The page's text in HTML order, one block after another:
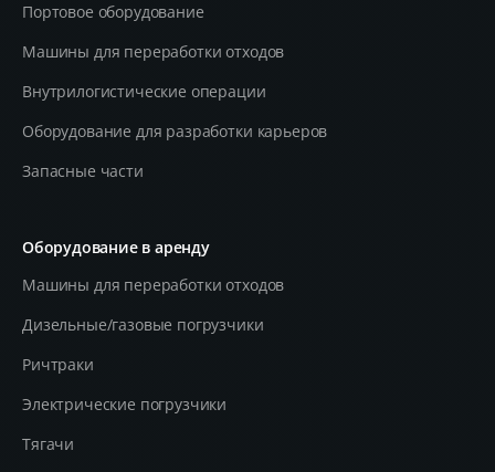
Портовое оборудование
Машины для переработки отходов
Внутрилогистические операции
Оборудование для разработки карьеров
Запасные части
Оборудование в аренду
Машины для переработки отходов
Дизельные/газовые погрузчики
Ричтраки
Электрические погрузчики
Тягачи